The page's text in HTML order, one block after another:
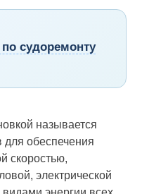
по судоремонту
называется
для обеспечения
скоростью,
электрической